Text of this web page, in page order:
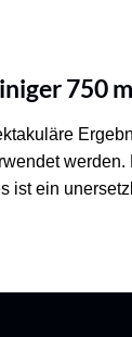
750
ist ein